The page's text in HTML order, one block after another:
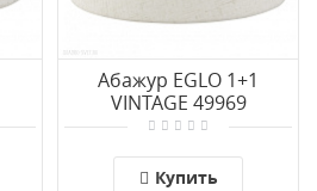
Абажур EGLO 1+1
VINTAGE 49969
Купить